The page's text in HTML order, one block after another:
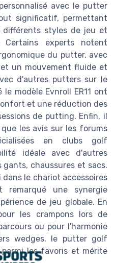
avec le putter
significatif, permettant
différents styles de jeu et
Certains experts notent
du putter, avec
un mouvement fluide et
d'autres putters sur le
modèle Evnroll ER11 ont
et une réduction des
de putting. Enfin, il
les avis sur les forums
en clubs golf
idéale avec d'autres
gants, chaussures et sacs.
le chariot accessoires
une synergie
de jeu globale. En
les crampons lors de
ou pour l'harmonie
wedges, le putter golf
parmi les favoris et mérite